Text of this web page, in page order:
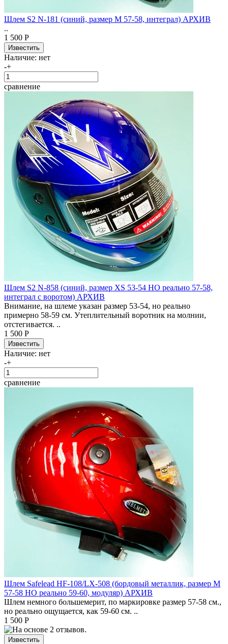
Шлем S2 N-181 (синий, размер M 57-58, интеграл) АРХИВ
..
1 500 Р
Наличие: нет
-+
сравнение
Шлем S2 N-858 (синий, размер XS 53-54 НО реально 57-58,
интеграл с воротом) АРХИВ
Внимание, на шлеме указан размер 53-54, но реально
примерно 58-59 см. Утеплительный воротник на молнии,
отстегивается. ..
1 500 Р
Наличие: нет
-+
сравнение
Шлем Safelead HF-108/LX-508 (бордовый металлик, размер M
57-58 НО реально 59-60, модуляр) АРХИВ
Шлем немного большемерит, по маркировке размер 57-58 см.,
но реально ощущается, как 59-60 см. ..
1 500 Р